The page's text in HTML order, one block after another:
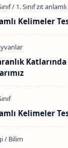
Kelimeler
Katlarında
Kelimeler